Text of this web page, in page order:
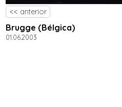
<< anterior
Brugge (Bélgica)
01.06.2003